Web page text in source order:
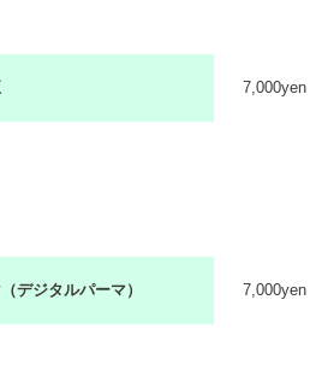
7,000yen
デジタルパーマ） 7,000yen